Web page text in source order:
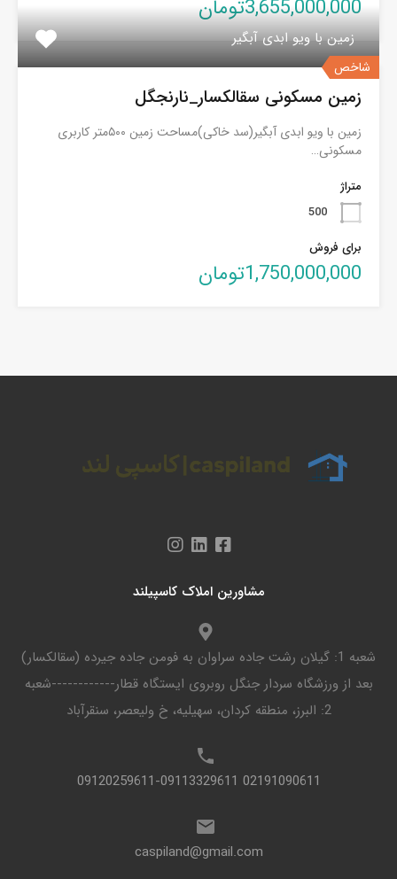
3,655,000,000تومان
شاخص
زمین با ویو ابدی آبگیر
زمین مسکونی سقالکسار_نارنجگل
زمین با ویو ابدی آبگیر(سد خاکی)مساحت زمین ۵۰۰متر کاربری
مسکونی…
متراژ
500
برای فروش
1,750,000,000تومان
مشاورین املاک کاسپیلند
شعبه 1: گیلان رشت جاده سراوان به فومن جاده جیرده (سقالکسار)
بعد از ورزشگاه سردار جنگل روبروی ایستگاه قطار------------شعبه
2: البرز، منطقه کردان، سهیلیه، خ ولیعصر، سنقرآباد
02191090611 09120259611-09113329611
caspiland@gmail.com